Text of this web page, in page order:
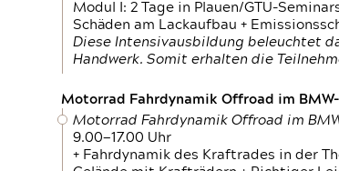
Modul I: 2 Tage in Plauen/GTÜ-
Schäden am Lackaufbau +
Diese Intensivausbildung beleuchtet
Handwerk. Somit erhalten die
Motorrad Fahrdynamik Offroad im BMW-
Motorrad Fahrdynamik Offroad im
9.00—17.00 Uhr
+ Fahrdynamik des Kraftrades in der